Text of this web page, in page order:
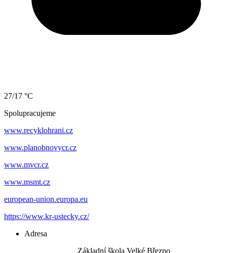
27/17 °C
Spolupracujeme
www.recyklohrani.cz
www.planobnovycr.cz
www.mvcr.cz
www.msmt.cz
european-union.europa.eu
https://www.kr-ustecky.cz/
Adresa
Základní škola Velké Březno